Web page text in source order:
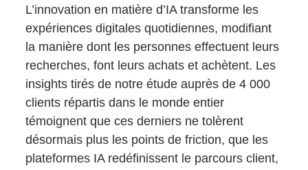
L’innovation en matière d’IA transforme les
expériences digitales quotidiennes, modifiant
la manière dont les personnes effectuent leurs
recherches, font leurs achats et achètent. Les
insights tirés de notre étude auprès de 4 000
clients répartis dans le monde entier
témoignent que ces derniers ne tolèrent
désormais plus les points de friction, que les
plateformes IA redéfinissent le parcours client,